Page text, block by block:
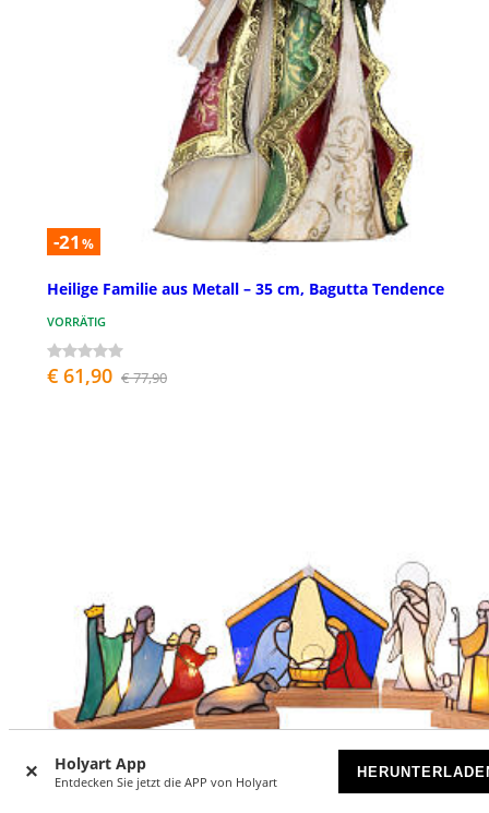
Holyart App
Entdecken Sie jetzt die APP von Holyart
-21 %
Heilige Familie aus Metall – 35 cm, Bagutta Tendence
VORRÄTIG
€ 61,90 € 77,90